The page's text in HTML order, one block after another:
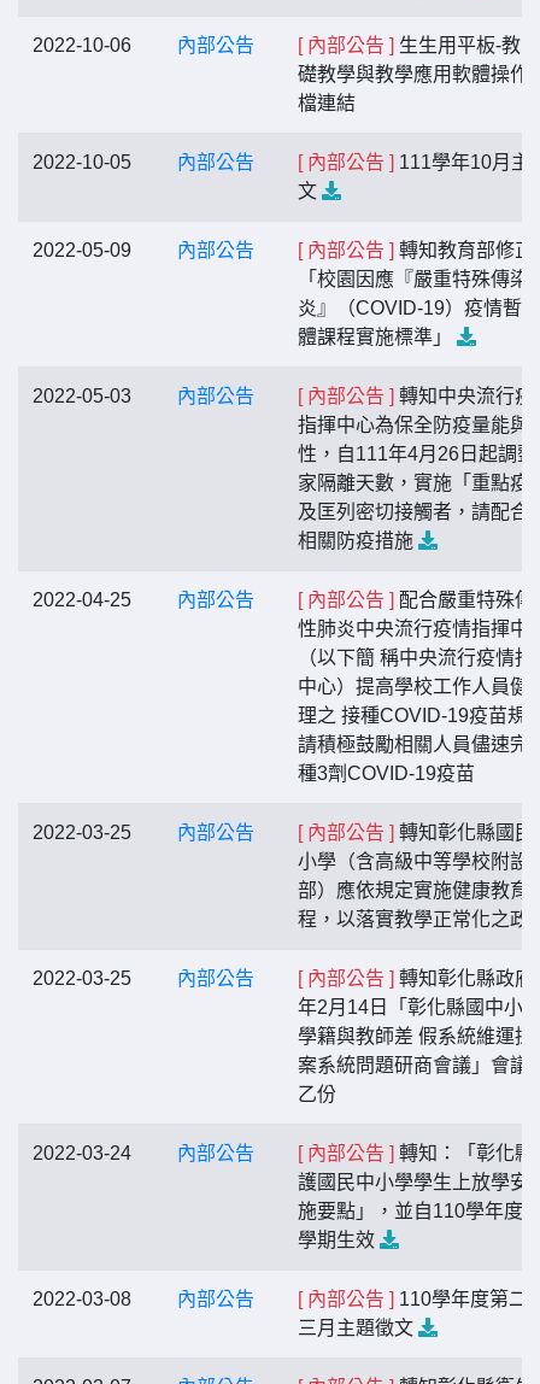
2022-10-06 內部公告 [ 內部公告 ] 生生用平板-教
礎教學與教學應用軟體操作
檔連結
2022-10-05 內部公告 [ 內部公告 ] 111學年10月主
文
2022-05-09 內部公告 [ 內部公告 ] 轉知教育部修正
「校園因應『嚴重特殊傳染
炎』（COVID-19）疫情暫
體課程實施標準」
2022-05-03 內部公告 [ 內部公告 ] 轉知中央流行疫
指揮中心為保全防疫量能與
性，自111年4月26日起調整
家隔離天數，實施「重點疫
及匡列密切接觸者，請配合
相關防疫措施
2022-04-25 內部公告 [ 內部公告 ] 配合嚴重特殊傳
性肺炎中央流行疫情指揮中
（以下簡 稱中央流行疫情指
中心）提高學校工作人員健
理之 接種COVID-19疫苗規
請積極鼓勵相關人員儘速完
種3劑COVID-19疫苗
2022-03-25 內部公告 [ 內部公告 ] 轉知彰化縣國民
小學（含高級中等學校附設
部）應依規定實施健康教育
程，以落實教學正常化之政
2022-03-25 內部公告 [ 內部公告 ] 轉知彰化縣政府
年2月14日「彰化縣國中小
學籍與教師差 假系統維運採
案系統問題研商會議」會議
乙份
2022-03-24 內部公告 [ 內部公告 ] 轉知：「彰化縣
護國民中小學學生上放學安
施要點」，並自110學年度
學期生效
2022-03-08 內部公告 [ 內部公告 ] 110學年度第二
三月主題徵文